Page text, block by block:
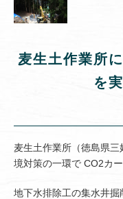
麦生土作業所
を
麦生土作業所（徳島県
境対策の一環で CO2カ
地下水排除工の集水井